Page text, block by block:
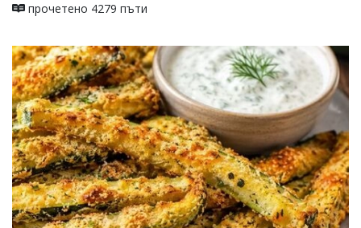
прочетено 4279 пъти